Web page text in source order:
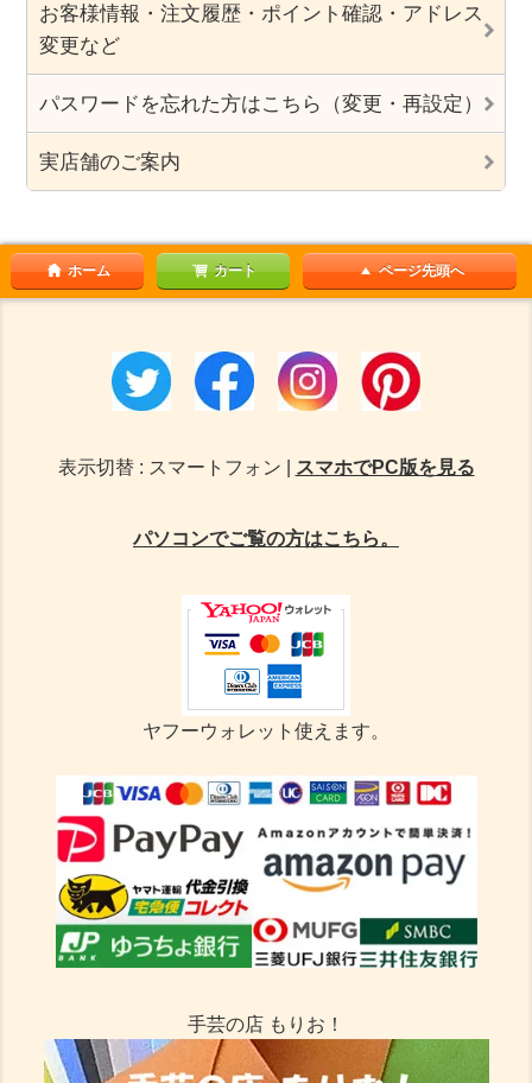
お客様情報・注文履歴・ポイント確認・アドレス
変更など
パスワードを忘れた方はこちら（変更・再設定）
実店舗のご案内
ホーム カート ページ先頭へ
表示切替 : スマートフォン | スマホでPC版を見る
パソコンでご覧の方はこちら。
ヤフーウォレット使えます。
手芸の店 もりお！